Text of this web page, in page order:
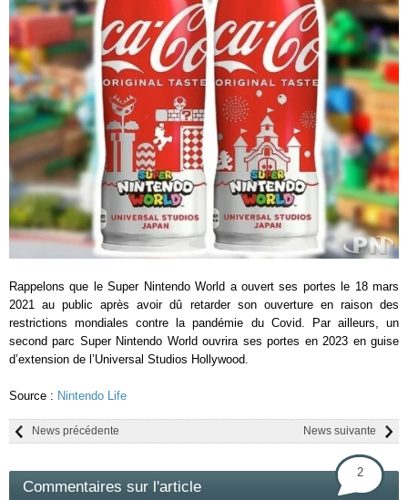
Rappelons que le Super Nintendo World a ouvert ses portes le 18 mars
2021 au public après avoir dû retarder son ouverture en raison des
restrictions mondiales contre la pandémie du Covid. Par ailleurs, un
second parc Super Nintendo World ouvrira ses portes en 2023 en guise
d’extension de l’Universal Studios Hollywood.
Source : Nintendo Life
News suivante
News précédente
Commentaires sur l'article
2